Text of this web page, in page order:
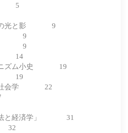
5
の光と影 9
史 9
気 9
14
ニズム小史 19
19
社会学 22
法と経済学」 31
32